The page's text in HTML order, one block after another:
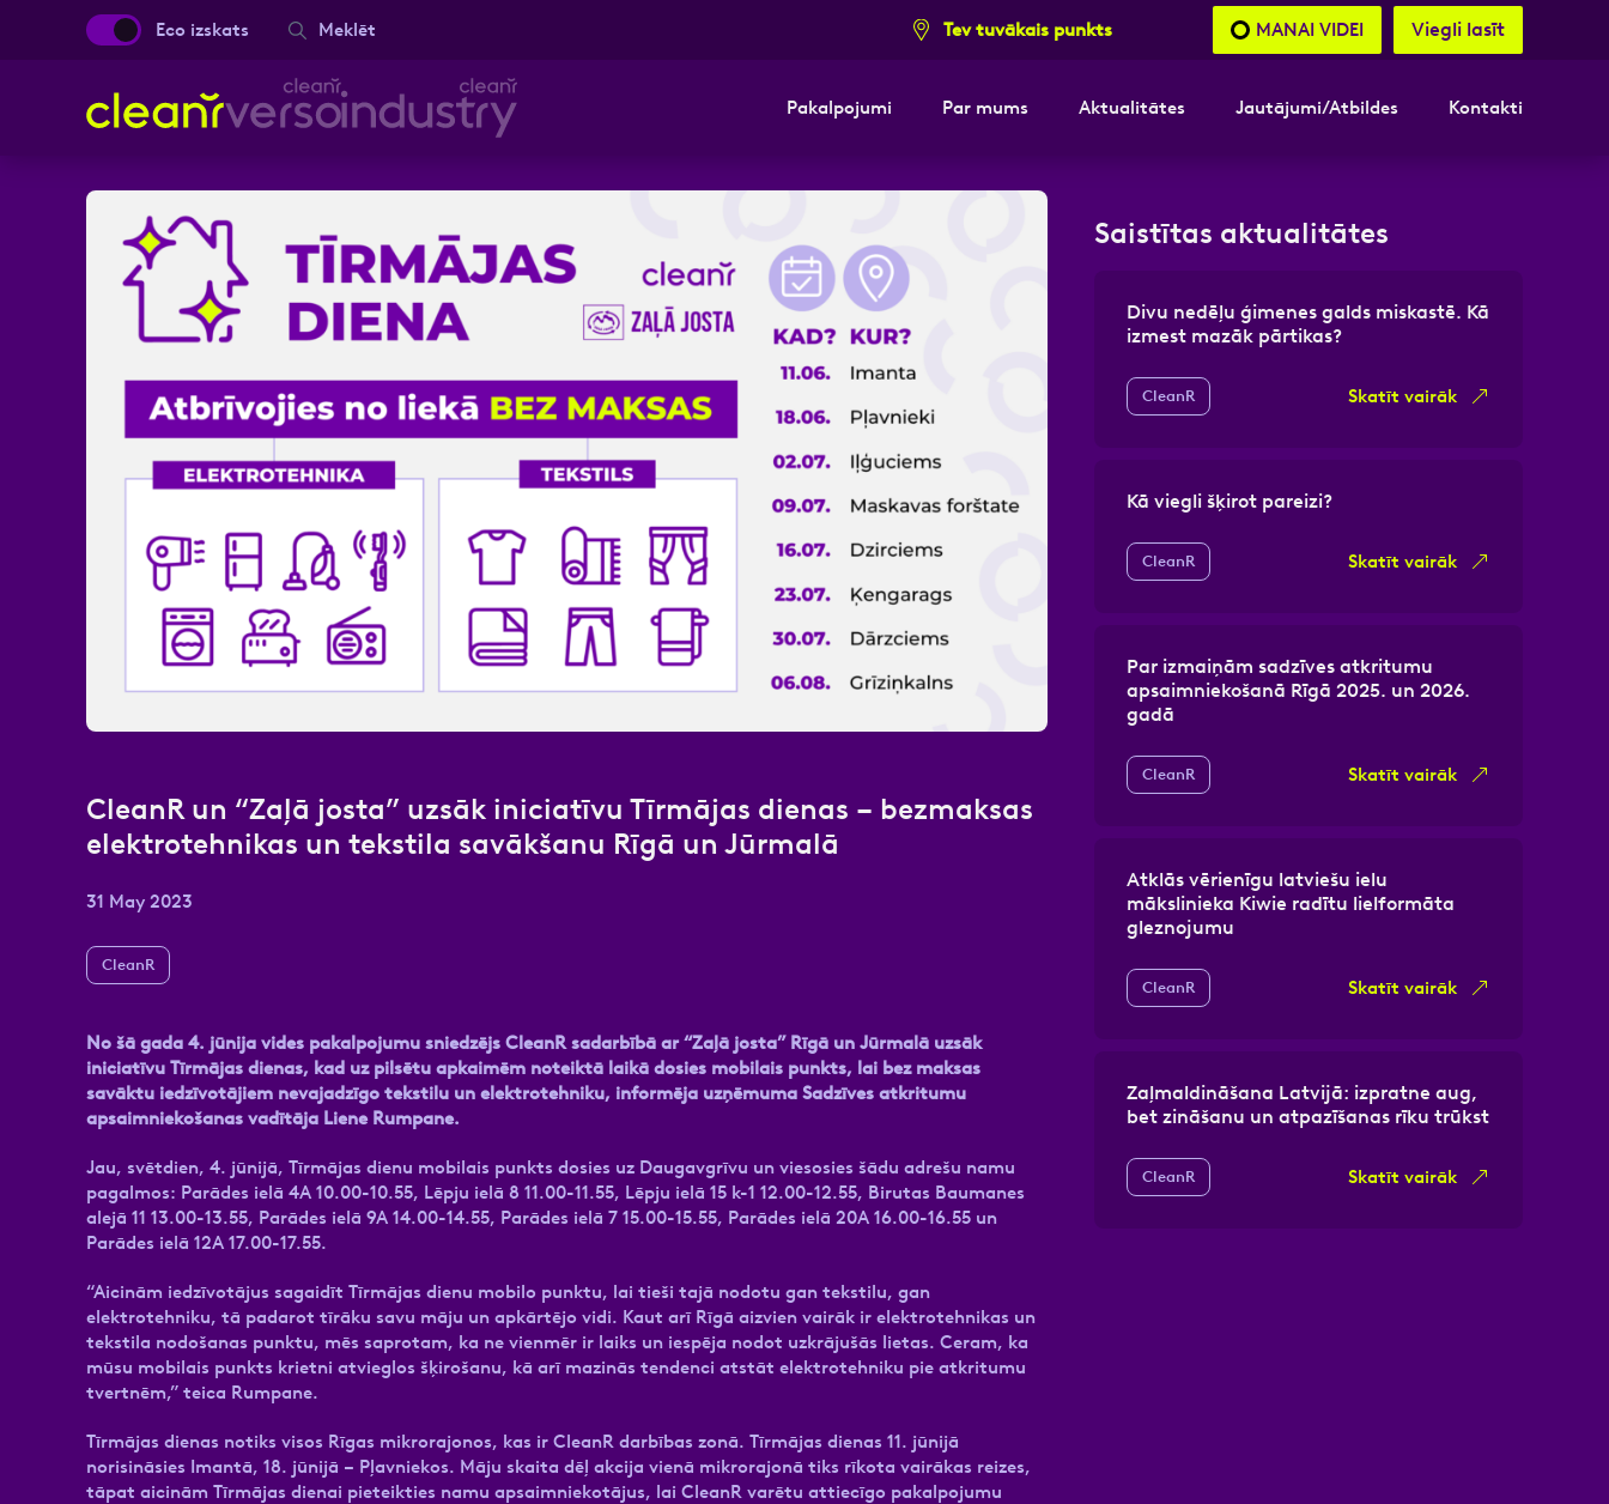
Eco izskats Meklēt Tev tuvākais punkts MANAI VIDEI Viegli lasīt
Pakalpojumi Par mums Aktualitātes Jautājumi/Atbildes Kontakti
CleanR un “Zaļā josta” uzsāk iniciatīvu Tīrmājas dienas – bezmaksas
elektrotehnikas un tekstila savākšanu Rīgā un Jūrmalā
31 May 2023
CleanR
No šā gada 4. jūnija vides pakalpojumu sniedzējs CleanR sadarbībā ar “Zaļā josta” Rīgā un Jūrmalā uzsāk
iniciatīvu Tīrmājas dienas, kad uz pilsētu apkaimēm noteiktā laikā dosies mobilais punkts, lai bez maksas
savāktu iedzīvotājiem nevajadzīgo tekstilu un elektrotehniku, informēja uzņēmuma Sadzīves atkritumu
apsaimniekošanas vadītāja Liene Rumpane.
Jau, svētdien, 4. jūnijā, Tīrmājas dienu mobilais punkts dosies uz Daugavgrīvu un viesosies šādu adrešu namu
pagalmos: Parādes ielā 4A 10.00-10.55, Lēpju ielā 8 11.00-11.55, Lēpju ielā 15 k-1 12.00-12.55, Birutas Baumanes
alejā 11 13.00-13.55, Parādes ielā 9A 14.00-14.55, Parādes ielā 7 15.00-15.55, Parādes ielā 20A 16.00-16.55 un
Parādes ielā 12A 17.00-17.55.
“Aicinām iedzīvotājus sagaidīt Tīrmājas dienu mobilo punktu, lai tieši tajā nodotu gan tekstilu, gan
elektrotehniku, tā padarot tīrāku savu māju un apkārtējo vidi. Kaut arī Rīgā aizvien vairāk ir elektrotehnikas un
tekstila nodošanas punktu, mēs saprotam, ka ne vienmēr ir laiks un iespēja nodot uzkrājušās lietas. Ceram, ka
mūsu mobilais punkts krietni atvieglos šķirošanu, kā arī mazinās tendenci atstāt elektrotehniku pie atkritumu
tvertnēm,” teica Rumpane.
Tīrmājas dienas notiks visos Rīgas mikrorajonos, kas ir CleanR darbības zonā. Tīrmājas dienas 11. jūnijā
norisināsies Imantā, 18. jūnijā – Pļavniekos. Māju skaita dēļ akcija vienā mikrorajonā tiks rīkota vairākas reizes,
tāpat aicinām Tīrmājas dienai pieteikties namu apsaimniekotājus, lai CleanR varētu attiecīgo pakalpojumu
Saistītas aktualitātes
Divu nedēļu ģimenes galds miskastē. Kā
izmest mazāk pārtikas?
CleanR Skatīt vairāk
Kā viegli šķirot pareizi?
CleanR Skatīt vairāk
Par izmaiņām sadzīves atkritumu
apsaimniekošanā Rīgā 2025. un 2026.
gadā
CleanR Skatīt vairāk
Atklās vērienīgu latviešu ielu
mākslinieka Kiwie radītu lielformāta
gleznojumu
CleanR Skatīt vairāk
Zaļmaldināšana Latvijā: izpratne aug,
bet zināšanu un atpazīšanas rīku trūkst
CleanR Skatīt vairāk
Vārds, Uzvārds Kontakttālrunis
Ziņa
Atzīmējiet, ka piekrītat personas datu apstrādei.Vairāk